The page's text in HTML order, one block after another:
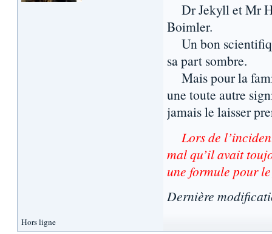
Dr Jekyll et Mr
Boimler.
Un bon
sa part sombre.
Mais pour la
une toute autre
jamais le laisser
Lors de
mal qu’il avait
une formule pour
Dernière
Hors ligne